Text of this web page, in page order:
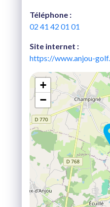
Téléphone :
02 41 42 01 01
Site internet :
https://www.anjou-
+
−